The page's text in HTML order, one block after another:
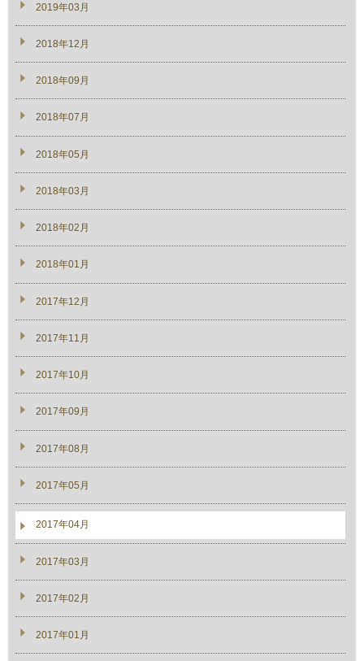
2019年03月
2018年12月
2018年09月
2018年07月
2018年05月
2018年03月
2018年02月
2018年01月
2017年12月
2017年11月
2017年10月
2017年09月
2017年08月
2017年05月
2017年04月
2017年03月
2017年02月
2017年01月